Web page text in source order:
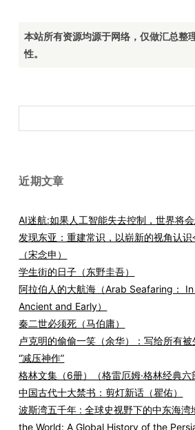
本站所有资源均源于网络，仅做汇总整
性。
索：
近期文章
AI迷航:如果人工智能失去控制，世界将会
发现东亚：重建常识，以崭新的视角认
（宋念申）
学生街的日子（东野圭吾）
阿拉伯人的大航海（Arab Seafaring：
Ancient and Early）
秦二世必须死（马伯庸）
卢克明的偷偷一笑（余华）：写给所有
“减压神作”
格林文集（6册）（格雷厄姆·格林经典六
中国古代十大禁书：剪灯新话（瞿佑）
波斯湾五千年 : 全球史视野下的中东海
the World: A Global History of the